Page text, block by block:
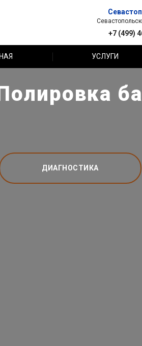
+7 (499)
УСЛУГИ
ДИАГНОСТИКА